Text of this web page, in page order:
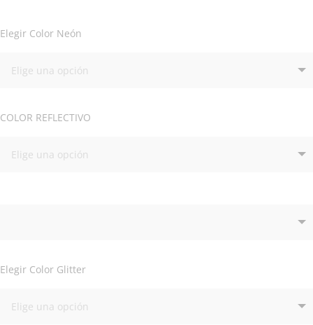
Elegir Color Neón
COLOR REFLECTIVO
Elegir Color Glitter